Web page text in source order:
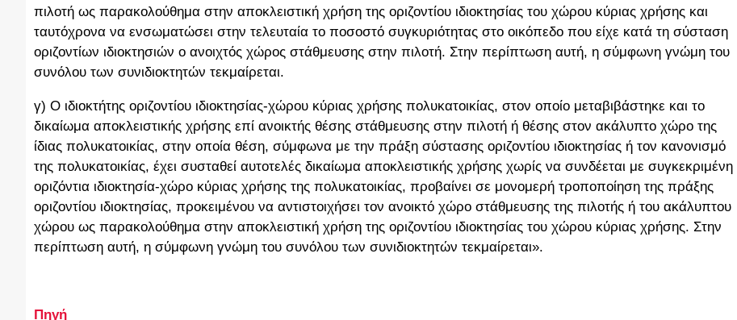
πιλοτή ως παρακολούθημα στην αποκλειστική χρήση της οριζοντίου ιδιοκτησίας του χώρου κύριας χρήσης και
ταυτόχρονα να ενσωματώσει στην τελευταία το ποσοστό συγκυριότητας στο οικόπεδο που είχε κατά τη σύσταση
οριζοντίων ιδιοκτησιών ο ανοιχτός χώρος στάθμευσης στην πιλοτή. Στην περίπτωση αυτή, η σύμφωνη γνώμη του
συνόλου των συνιδιοκτητών τεκμαίρεται.
γ) Ο ιδιοκτήτης οριζοντίου ιδιοκτησίας-χώρου κύριας χρήσης πολυκατοικίας, στον οποίο μεταβιβάστηκε και το
δικαίωμα αποκλειστικής χρήσης επί ανοικτής θέσης στάθμευσης στην πιλοτή ή θέσης στον ακάλυπτο χώρο της
ίδιας πολυκατοικίας, στην οποία θέση, σύμφωνα με την πράξη σύστασης οριζοντίου ιδιοκτησίας ή τον κανονισμό
της πολυκατοικίας, έχει συσταθεί αυτοτελές δικαίωμα αποκλειστικής χρήσης χωρίς να συνδέεται με συγκεκριμένη
οριζόντια ιδιοκτησία-χώρο κύριας χρήσης της πολυκατοικίας, προβαίνει σε μονομερή τροποποίηση της πράξης
οριζοντίου ιδιοκτησίας, προκειμένου να αντιστοιχήσει τον ανοικτό χώρο στάθμευσης της πιλοτής ή του ακάλυπτου
χώρου ως παρακολούθημα στην αποκλειστική χρήση της οριζοντίου ιδιοκτησίας του χώρου κύριας χρήσης. Στην
περίπτωση αυτή, η σύμφωνη γνώμη του συνόλου των συνιδιοκτητών τεκμαίρεται».
Πηγή